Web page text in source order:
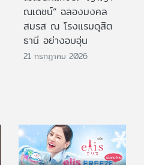
ณเดชน์” ฉลองมงคล
สมรส ณ โรงแรมดุสิต
ธานี อย่างอบอุ่น
21 กรกฎาคม 2026